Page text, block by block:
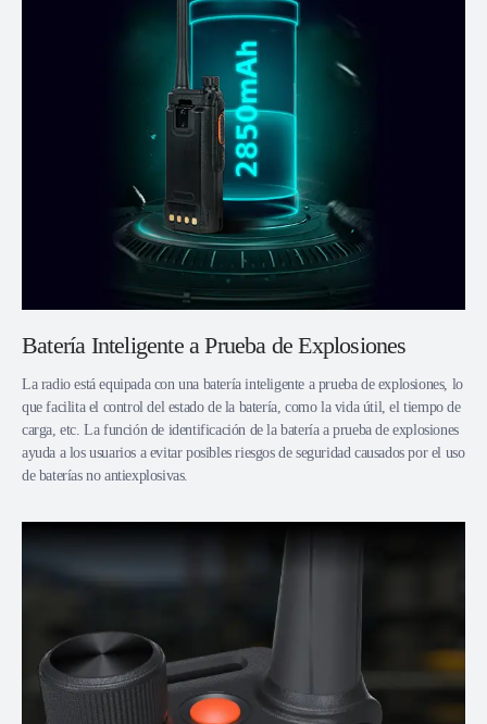
Batería Inteligente a Prueba de Explosiones
La radio está equipada con una batería inteligente a prueba de explosiones, lo
que facilita el control del estado de la batería, como la vida útil, el tiempo de
carga, etc. La función de identificación de la batería a prueba de explosiones
ayuda a los usuarios a evitar posibles riesgos de seguridad causados por el uso
de baterías no antiexplosivas.